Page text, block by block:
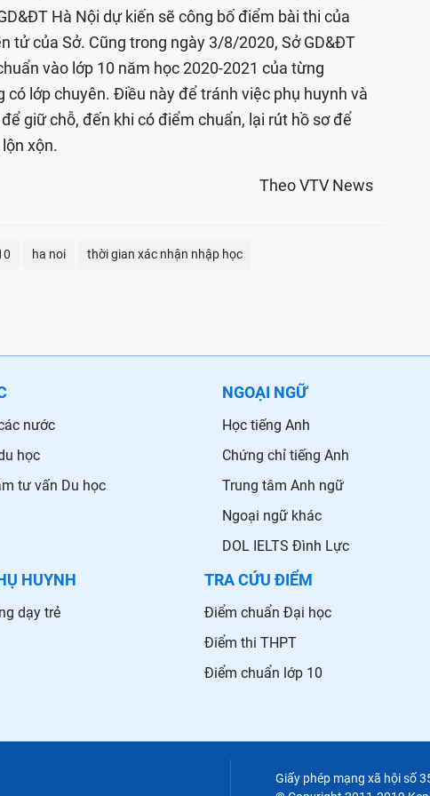
Hà Nội dự kiến sẽ công bố điểm bài thi của
tử của Sở. Cũng trong ngày 3/8/2020, Sở GD&ĐT
vào lớp 10 năm học 2020-2021 của từng
lớp chuyên. Điều này để tránh việc phụ huynh và
giữ chỗ, đến khi có điểm chuẩn, lại rút hồ sơ để
xộn.
Theo VTV News
ha noi thời gian xác nhận nhập học
nước
học
tư vấn Du học
NGOẠI NGỮ
Học tiếng Anh
Chứng chỉ tiếng Anh
Trung tâm Anh ngữ
Ngoại ngữ khác
DOL IELTS Đình Lực
HUYNH
dạy trẻ
TRA CỨU ĐIỂM
Điểm chuẩn Đại học
Điểm thi THPT
Điểm chuẩn lớp 10
Giấy phép mạng xã hội số